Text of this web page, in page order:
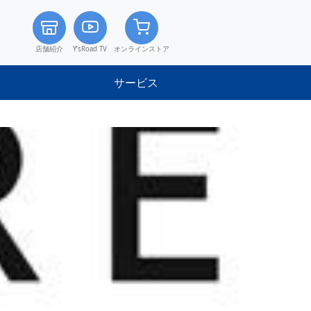
店舗紹介 Y’sRoad TV オンラインストア
サービス